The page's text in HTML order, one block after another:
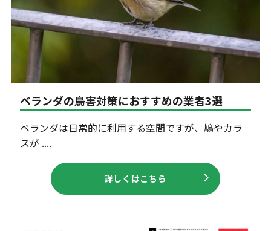
ベランダの鳥害対策におすすめの業者3選
ベランダは日常的に利用する空間ですが、鳩やカラ
スが ....
詳しくはこちら